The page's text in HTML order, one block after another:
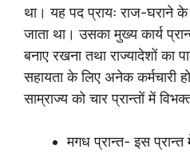
था। यह पद प्रायः राज-घराने के
जाता था। उसका मुख्य कार्य
बनाए रखना तथा राज्यादेशों का
सहायता के लिए अनेक कर्मचारी
साम्राज्य को चार प्रान्तों में
मगध प्रान्त- इस